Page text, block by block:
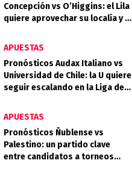
Concepción vs O’Higgins: el Lila
quiere aprovechar su localía y el
APUESTAS
Pronósticos Audax Italiano vs
Universidad de Chile: la U quiere
seguir escalando en la Liga de
APUESTAS
Pronósticos Ñublense vs
Palestino: un partido clave
entre candidatos a torneos